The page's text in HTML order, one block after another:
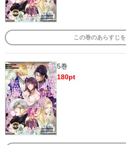
この巻のあらすじを
5巻
180pt